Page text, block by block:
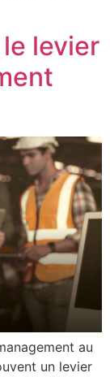
levier
au
un levier